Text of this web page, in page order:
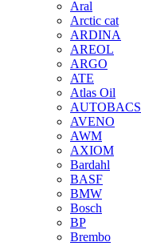
Aral
Arctic cat
ARDINA
AREOL
ARGO
ATE
Atlas Oil
AUTOBACS
AVENO
AWM
AXIOM
Bardahl
BASF
BMW
Bosch
BP
Brembo